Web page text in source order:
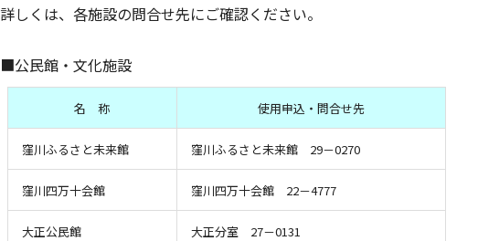
詳しくは、各施設の問合せ先にご確認ください。
■公民館・文化施設
名 称 使用申込・問合せ先
窪川ふるさと未来館 窪川ふるさと未来館 29－0270
窪川四万十会館 窪川四万十会館 22－4777
大正公民館 大正分室 27－0131